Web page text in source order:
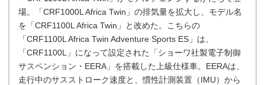
場。「CRF1000L Africa Twin」の排気量を拡大し、モデル名
を「CRF1100L Africa Twin」と改めた。こちらの
「CRF1100L Africa Twin Adventure Sports ES」は、
「CRF1100L」になって設定された「ショーワ社製電子制御
サスペンション・EERA」を搭載した上級仕様車。EERAは、
走行中のサスストローク速度と、慣性計測装置（IMU）から